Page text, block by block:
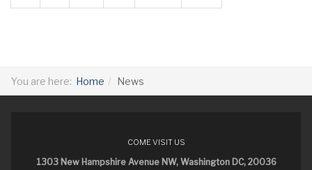
You are here: Home News
COME VISIT US
1303 New Hampshire Avenue NW, Washington DC, 20036